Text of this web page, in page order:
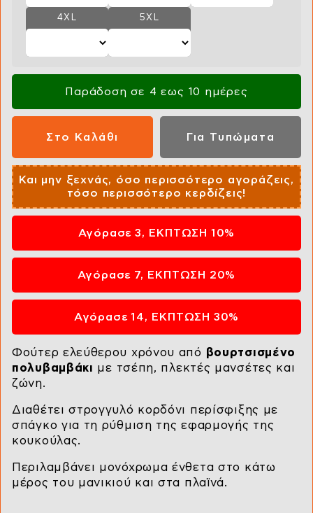
4XL 5XL
Παράδοση σε 4 εως 10 ημέρες
Και μην ξεχνάς, όσο περισσότερο αγοράζεις,
τόσο περισσότερο κερδίζεις!
Αγόρασε 3, ΕΚΠΤΩΣΗ 10%
Αγόρασε 7, ΕΚΠΤΩΣΗ 20%
Αγόρασε 14, ΕΚΠΤΩΣΗ 30%
Φούτερ ελεύθερου χρόνου από βουρτσισμένο
πολυβαμβάκι με τσέπη, πλεκτές μανσέτες και
ζώνη.
Διαθέτει στρογγυλό κορδόνι περίσφιξης με
σπάγκο για τη ρύθμιση της εφαρμογής της
κουκούλας.
Περιλαμβάνει μονόχρωμα ένθετα στο κάτω
μέρος του μανικιού και στα πλαϊνά.